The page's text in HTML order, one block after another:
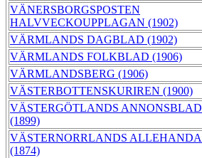
VÄNERSBORGSPOSTEN
HALVVECKOUPPLAGAN (1902)
VÄRMLANDS DAGBLAD (1902)
VÄRMLANDS FOLKBLAD (1906)
VÄRMLANDSBERG (1906)
VÄSTERBOTTENSKURIREN (1900)
VÄSTERGÖTLANDS ANNONSBLAD
(1899)
VÄSTERNORRLANDS ALLEHANDA
(1874)